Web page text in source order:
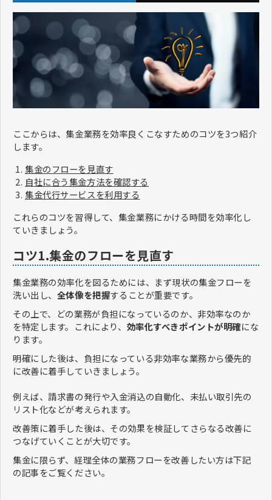
ここからは、集金業務を効率良くこなすためのコツを3つ紹介
します。
集金のフローを見直す
自社に合う集金方法を確認する
集金代行サービスを利用する
これらのコツを習得して、集金業務にかける時間を効率化し
ていきましょう。
コツ1.集金のフローを見直す
集金業務の効率化を図るためには、まず現状の集金フローを
洗い出し、 全体像を把握することが重要です。
その上で、どの業務が負担になっているのか、非効率なのか
を特定します。これにより、 効率化すべきポイントが明確にな
ります。
明確にした後は、負担になっている非効率な業務から優先的
に改善に着手していきましょう。
例えば、請求書の発行や入金消込の自動化、未払い取引先の
リスト化などが考えられます。
改善策に着手した後は、その効果を検証してさらなる改善に
つなげていくことが大切です。
集金に限らず、経理全体の業務フローを改善したい方は下記
の記事をご覧ください。